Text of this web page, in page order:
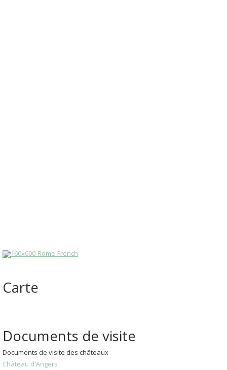
Carte
Documents de visite
Documents de visite des châteaux
Château d'Angers